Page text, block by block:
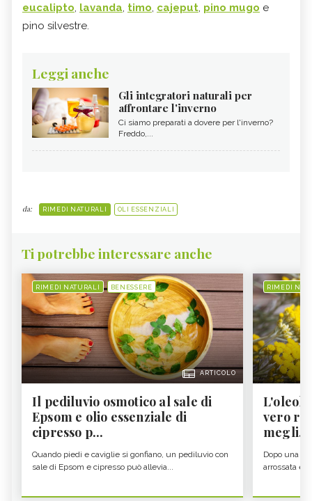
eucalipto, lavanda, timo, cajeput, pino mugo e
pino silvestre.
Leggi anche
Gli integratori naturali per
affrontare l'inverno
Ci siamo preparati a dovere per l'inverno?
Freddo,...
da: RIMEDI NATURALI OLI ESSENZIALI
Ti potrebbe interessare anche
RIMEDI NATURALI BENESSERE
ARTICOLO
Il pediluvio osmotico al sale di
Epsom e olio essenziale di
cipresso p...
Quando piedi e caviglie si gonfiano, un pediluvio con
sale di Epsom e cipresso può allevia...
RIMEDI
vero re
megli...
Dopo una
arrossata e